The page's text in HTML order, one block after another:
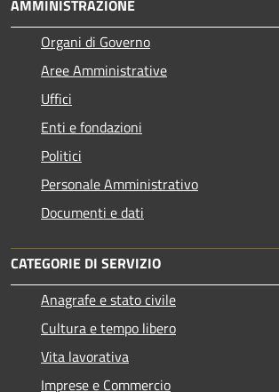
AMMINISTRAZIONE
Organi di Governo
Aree Amministrative
Uffici
Enti e fondazioni
Politici
Personale Amministrativo
Documenti e dati
CATEGORIE DI SERVIZIO
Anagrafe e stato civile
Cultura e tempo libero
Vita lavorativa
Imprese e Commercio